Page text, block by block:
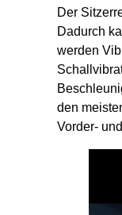
Der
Dadurch
werden
den
Vorder-